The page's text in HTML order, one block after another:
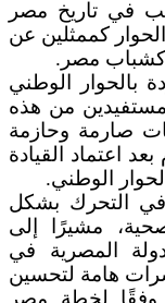
في تاريخ مصر
كممثلين عن
كشباب مصر.
بالحوار الوطني
من هذه
صارمة وحازمة
اعتماد القيادة
الوطني.
في التحرك بشكل
مشيرًا إلى
المصرية في
هامة لتحسين
الصحة في مصر بحلول عام 2030 وفقًا لخطة مصر